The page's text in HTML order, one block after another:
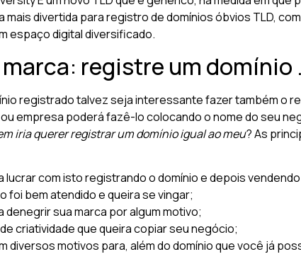
divertida para registro de domínios óbvios TLD,
espaço digital diversificado.
registre um
registrado talvez seja interessante fazer também o
empresa poderá fazê-lo colocando o nome do seu
iria querer registrar um domínio igual ao meu? As
lucrar com isto registrando o domínio e depois
foi bem atendido e queira se vingar;
denegrir sua marca por algum motivo;
criatividade que queira copiar seu negócio;
diversos motivos para, além do domínio que você já